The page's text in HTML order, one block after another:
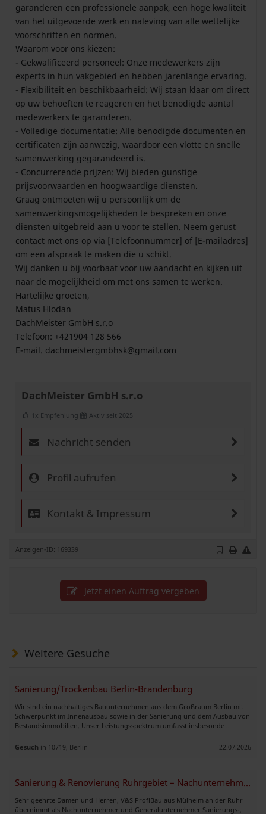
garanderen een professionele aanpak, een hoge kwaliteit
van het uitgevoerde werk en naleving van alle wettelijke
voorschriften en normen.
Waarom voor ons kiezen:
- Gekwalificeerd personeel: Onze medewerkers zijn
experts in hun vakgebied en hebben jarenlange ervaring.
- Flexibiliteit en beschikbaarheid: Wij staan ​​klaar om direct
op uw behoeften te reageren en het benodigde aantal
medewerkers te garanderen.
- Volledige documentatie: Alle benodigde documenten en
certificaten zijn aanwezig, waardoor een vlotte en snelle
samenwerking gegarandeerd is.
- Concurrerende prijzen: Wij bieden gunstige
prijsvoorwaarden en hoogwaardige diensten.
Graag ontmoeten wij u persoonlijk om de
samenwerkingsmogelijkheden te bespreken en onze
diensten uitgebreid aan u voor te stellen. Neem gerust
contact met ons op via [Telefoonnummer] of [E-mailadres]
om een ​​afspraak te maken die u schikt.
Wij danken u bij voorbaat voor uw aandacht en kijken uit
naar de mogelijkheid om met ons samen te werken.
Hartelijke groeten,
Matus Hlodan
DachMeister GmbH s.r.o
Telefoon: +421904 128 566
E-mail. dachmeistergmbhsk@gmail.com
DachMeister GmbH s.r.o
1x Empfehlung Aktiv seit 2025
Nachricht senden
Profil aufrufen
Kontakt & Impressum
Anzeigen-ID: 169339
Jetzt einen Auftrag vergeben
Weitere Gesuche
Sanierung/Trockenbau Berlin-Brandenburg
Wir sind ein nachhaltiges Bauunternehmen aus dem Großraum Berlin mit
Schwerpunkt im Innenausbau sowie in der Sanierung und dem Ausbau von
Bestandsimmobilien. Unser Leistungsspektrum umfasst insbesonde ..
Gesuch in 10719, Berlin 22.07.2026
Sanierung & Renovierung Ruhrgebiet – Nachunternehmer aus Mülheim
Sehr geehrte Damen und Herren, V&S ProfiBau aus Mülheim an der Ruhr
übernimmt als Nachunternehmer und Generalunternehmer Sanierungs-,